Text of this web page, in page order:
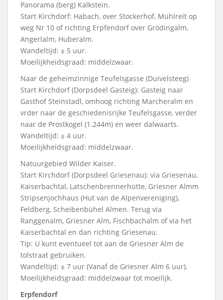
Panorama (berg) Kalkstein.
Start Kirchdorf: Habach, over Stockerhof, Mühlreit op
weg Nr 10 of richting Erpfendorf over Grödingalm,
Angerlalm, Huberalm.
Wandeltijd: ± 5 uur.
Moeilijkheidsgraad: middelzwaar.
Naar de geheimzinnige Teufelsgasse (Duivelsteeg)
Start Kirchdorf (Dorpsdeel Gasteig): Gasteig naar
Gasthof Steinstadl, omhoog richting Marcheralm en
vrder naar de geschiedenisrijke Teufelsgasse, verder
naar de Prostkogel (1.244m) en weer dalwaarts.
Wandeltijd: ± 4 uur.
Moeilijkheidsgraad: middelzwaar.
Natuurgebied Wilder Kaiser.
Start Kirchdorf (Dorpsdeel Griesenau): via Griesenau,
Kaiserbachtal, Latschenbrennerhütte, Griesner Almm
Stripsenjochhaus (Hut van de Alpenvereniging),
Feldberg, Scheibenbühel Almen. Terug via
Ranggenalm, Griesner Alm, Fischbachalm of via het
Kaiserbachtal en dan richting Griesenau.
Tip: U kunt eventueel tot aan de Griesner Alm de
tolstraat gebruiken.
Wandeltijd: ± 7 uur (Vanaf de Griesner Alm 6 uur).
Moeilijkheidsgraad: middelzwaar tot moeilijk.
Erpfendorf